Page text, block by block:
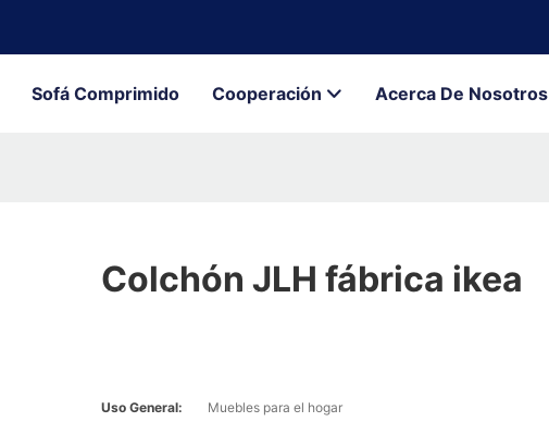
Sofá Comprimido Cooperación Acerca De Nosotros
Colchón JLH fábrica ikea
Uso General:
Muebles para el hogar